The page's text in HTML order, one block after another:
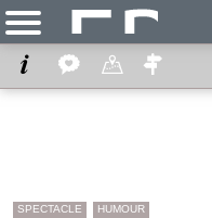
SPECTACLE HUMOUR